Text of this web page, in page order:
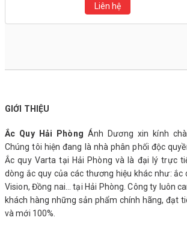
Liên hệ
GIỚI THIỆU
Ắc Quy Hải Phòng Ánh Dương xin kính
Chúng tôi hiện đang là nhà phân phối độc
Ắc quy Varta tại Hải Phòng và là đại lý trực
dòng ắc quy của các thương hiệu khác như: ắc
Vision, Đồng nai… tại Hải Phòng. Công ty luôn
khách hàng những sản phẩm chính hãng, đạt
và mới 100%.